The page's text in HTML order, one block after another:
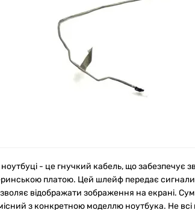
- це гнучкий кабель, що забезпечує
платою. Цей шлейф передає сигнали
відображати зображення на екрані.
з конкретною моделлю ноутбука. Не всі